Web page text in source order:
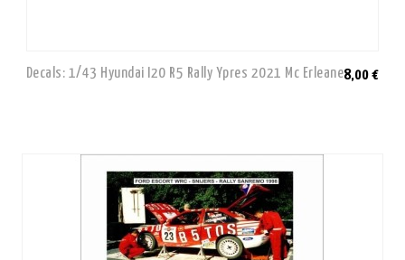
Decals: 1/43 Hyundai I20 R5 Rally Ypres 2021 Mc Erleane8,00 €